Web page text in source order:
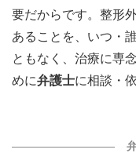
要だからです。整形
あることを、いつ・
ともなく、治療に専
めに弁護士に相談・